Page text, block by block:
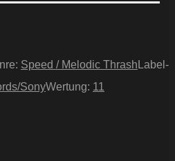
Speed / Melodic Thrash Label-
SonyWertung: 11